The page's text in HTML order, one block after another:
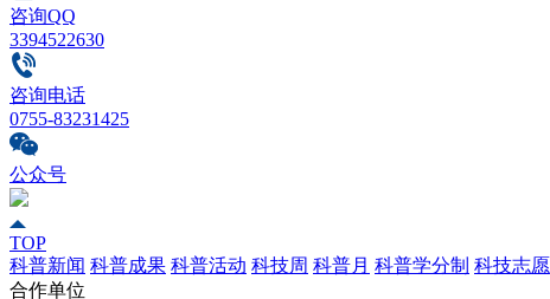
咨询QQ
3394522630
咨询电话
0755-83231425
公众号
TOP
科普新闻 科普成果 科普活动 科技周 科普月 科普学分制 科技志愿
合作单位